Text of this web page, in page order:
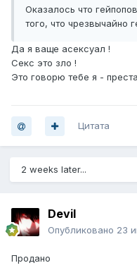
Оказалось что
того, что чрезвычайно
Да я ваще асексуал !
Секс это зло !
Это говорю тебе я -
Цитата
2 weeks later...
Devil
Опубликовано 23
Продано